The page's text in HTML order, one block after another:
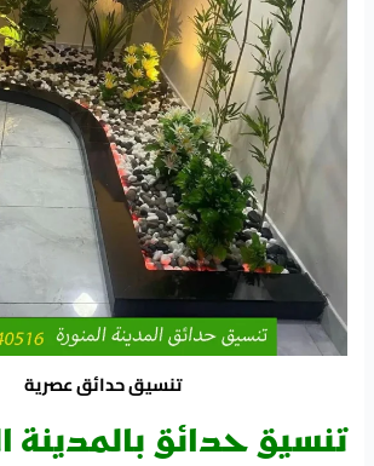
تنسيق حدائق عصرية
تنسيق حدائق بالمدينة